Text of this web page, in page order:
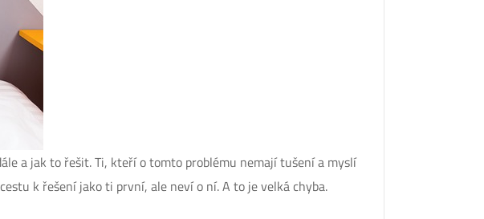
a jak to řešit. Ti, kteří o tomto problému nemají tušení a myslí
k řešení jako ti první, ale neví o ní. A to je velká chyba.